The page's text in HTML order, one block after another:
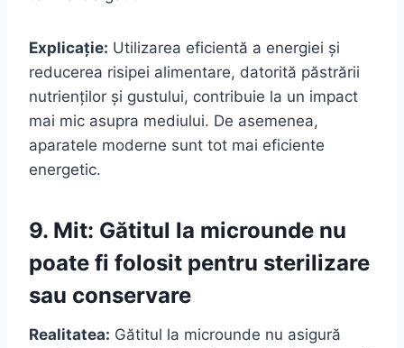
Explicație: Utilizarea eficientă a energiei și
reducerea risipei alimentare, datorită păstrării
nutrienților și gustului, contribuie la un impact
mai mic asupra mediului. De asemenea,
aparatele moderne sunt tot mai eficiente
energetic.
9. Mit: Gătitul la microunde nu
poate fi folosit pentru sterilizare
sau conservare
Realitatea: Gătitul la microunde nu asigură